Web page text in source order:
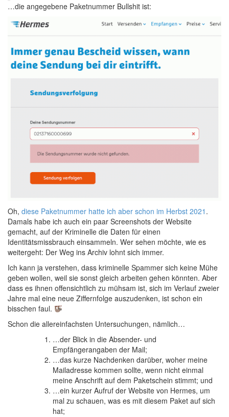
…die angegebene Paketnummer Bullshit ist:
Oh, diese Paketnummer hatte ich aber schon im Herbst 2021 .
Damals habe ich auch ein paar Screenshots der Website
gemacht, auf der Kriminelle die Daten für einen
Identitätsmissbrauch einsammeln. Wer sehen möchte, wie es
weitergeht: Der Weg ins Archiv lohnt sich immer.
Ich kann ja verstehen, dass kriminelle Spammer sich keine Mühe
geben wollen, weil sie sonst gleich arbeiten gehen könnten. Aber
dass es ihnen offensichtlich zu mühsam ist, sich im Verlauf zweier
Jahre mal eine neue Ziffernfolge auszudenken, ist schon ein
bisschen faul.
Schon die allereinfachsten Untersuchungen, nämlich…
…der Blick in die Absender- und
Empfängerangaben der Mail;
…das kurze Nachdenken darüber, woher meine
Mailadresse kommen sollte, wenn nicht einmal
meine Anschrift auf dem Paketschein stimmt; und
…ein kurzer Aufruf der Website von Hermes, um
mal zu schauen, was es mit diesem Paket auf sich
hat;